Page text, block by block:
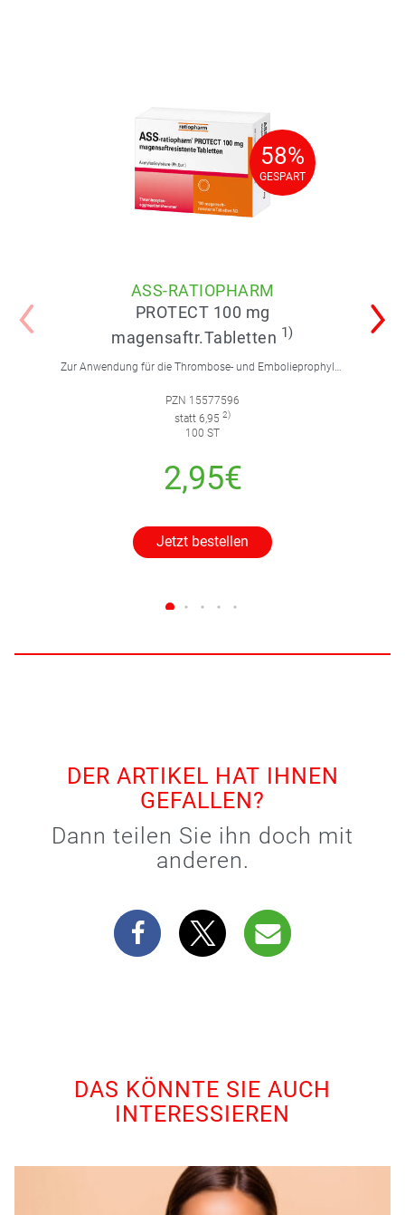
58%
GESPART
58%
GESPART
ASS-RATIOPHARM
PROTECT 100 mg
magensaftr.Tabletten 1)
Zur Anwendung für die Thrombose- und Embolieprophylaxe.
PZN 15577596
statt 6,95 2)
100 ST
2,95€
Jetzt bestellen
DER ARTIKEL HAT IHNEN
GEFALLEN?
Dann teilen Sie ihn doch mit
anderen.
DAS KÖNNTE SIE AUCH
INTERESSIEREN